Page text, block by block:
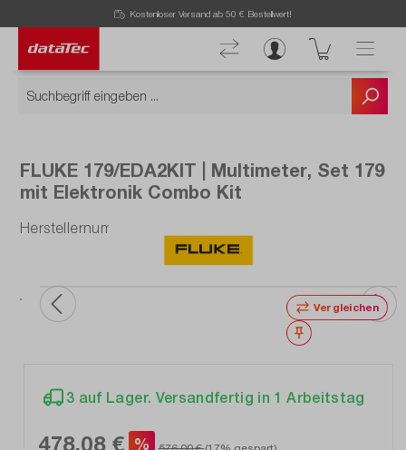
Kostenloser Versand ab 50 € Bestellwert!
FLUKE 179/EDA2KIT | Multimeter, Set 179
mit Elektronik Combo Kit
Herstellernummer: FLUKE-179/EDA2/EUR
Vergleichen
Merken
3 auf Lager. Versandfertig in 1 Arbeitstag
478,08 € %